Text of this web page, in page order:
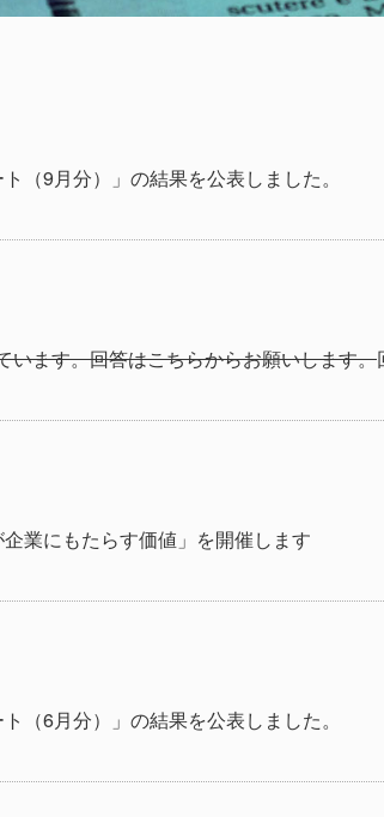
（9月分）」の結果を公表しました。
ます。回答はこちらからお願いします。
業にもたらす価値」を開催します
（6月分）」の結果を公表しました。